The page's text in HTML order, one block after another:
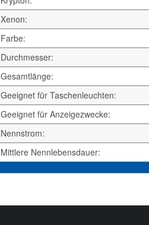
Xenon:
Farbe:
Durchmesser:
Gesamtlänge:
Geeignet für Taschenleuchten:
Geeignet für Anzeigezwecke:
Nennstrom:
Mittlere Nennlebensdauer: